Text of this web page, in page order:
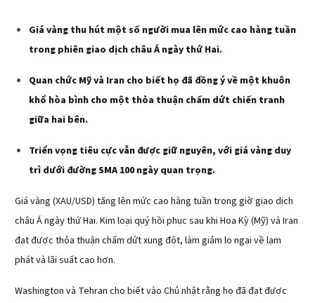
Giá vàng thu hút một số người mua lên mức cao hàng tuần
trong phiên giao dịch châu Á ngày thứ Hai.
Quan chức Mỹ và Iran cho biết họ đã đồng ý về một khuôn
khổ hòa bình cho một thỏa thuận chấm dứt chiến tranh
giữa hai bên.
Triển vọng tiêu cực vẫn được giữ nguyên, với giá vàng duy
trì dưới đường SMA 100 ngày quan trọng.
Giá vàng (XAU/USD) tăng lên mức cao hàng tuần trong giờ giao dịch
châu Á ngày thứ Hai. Kim loại quý hồi phục sau khi Hoa Kỳ (Mỹ) và Iran
đạt được thỏa thuận chấm dứt xung đột, làm giảm lo ngại về lạm
phát và lãi suất cao hơn.
Washington và Tehran cho biết vào Chủ nhật rằng họ đã đạt được